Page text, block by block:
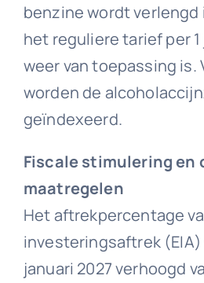
benzine wordt verlengd
het reguliere tarief per 1
weer van toepassing is.
worden de
geïndexeerd.
Fiscale stimulering en
maatregelen
Het aftrekpercentage
investeringsaftrek (EIA)
januari 2027 verhoogd